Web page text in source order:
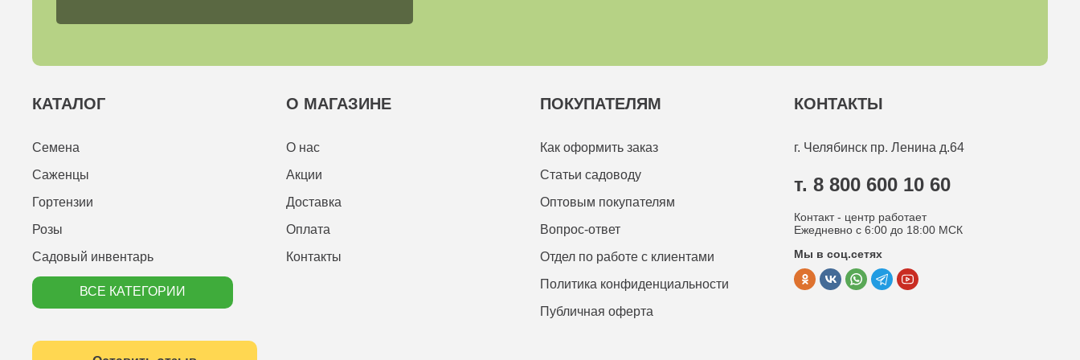
КАТАЛОГ
Семена
Саженцы
Гортензии
Розы
Садовый инвентарь
ВСЕ КАТЕГОРИИ
О МАГАЗИНЕ
О нас
Акции
Доставка
Оплата
Контакты
ПОКУПАТЕЛЯМ
Как оформить заказ
Статьи садоводу
Оптовым покупателям
Вопрос-ответ
Отдел по работе с клиентами
Политика конфиденциальности
Публичная оферта
КОНТАКТЫ
г. Челябинск пр. Ленина д.64
т. 8 800 600 10 60
Контакт - центр работает
Ежедневно с 6:00 до 18:00 МСК
Мы в соц.сетях